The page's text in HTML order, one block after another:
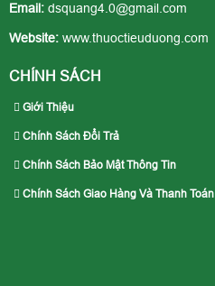
Email: dsquang4.0@gmail.com
Website: www.thuoctieuduong.com
CHÍNH SÁCH
Giới Thiệu
Chính Sách Đổi Trả
Chính Sách Bảo Mật Thông Tin
Chính Sách Giao Hàng Và Thanh Toán